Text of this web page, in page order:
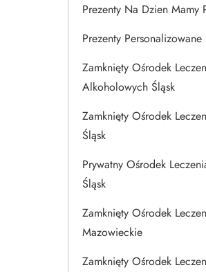
Prezenty Na Dzien Mamy
Prezenty
Zamknięty Ośrodek
Alkoholowych Śląsk
Zamknięty Ośrodek
Śląsk
Prywatny Ośrodek
Śląsk
Zamknięty Ośrodek
Mazowieckie
Zamknięty Ośrodek